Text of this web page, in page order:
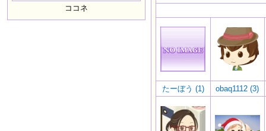
ココネ
たーぼう (1) obaq1112 (3)